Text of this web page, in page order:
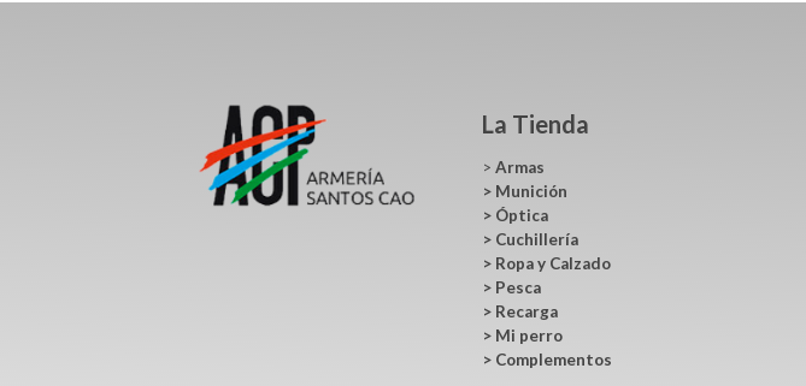
La Tienda
> Armas
> Munición
> Óptica
> Cuchillería
> Ropa y Calzado
> Pesca
> Recarga
> Mi perro
> Complementos